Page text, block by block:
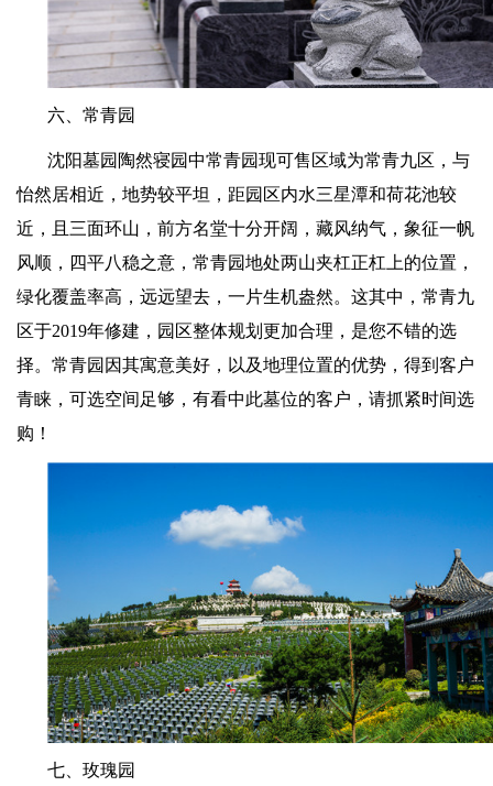
六、常青园
沈阳墓园陶然寝园中常青园现可售区域为常青九区，与
怡然居相近，地势较平坦，距园区内水三星潭和荷花池较
近，且三面环山，前方名堂十分开阔，藏风纳气，象征一帆
风顺，四平八稳之意，常青园地处两山夹杠正杠上的位置，
绿化覆盖率高，远远望去，一片生机盎然。这其中，常青九
区于2019年修建，园区整体规划更加合理，是您不错的选
择。常青园因其寓意美好，以及地理位置的优势，得到客户
青睐，可选空间足够，有看中此墓位的客户，请抓紧时间选
购！
七、玫瑰园